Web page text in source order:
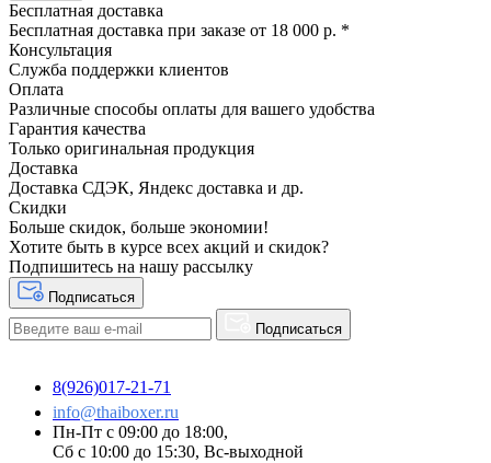
Бесплатная доставка
Бесплатная доставка при заказе от 18 000 р. *
Консультация
Служба поддержки клиентов
Оплата
Различные способы оплаты для вашего удобства
Гарантия качества
Только оригинальная продукция
Доставка
Доставка СДЭК, Яндекс доставка и др.
Скидки
Больше скидок, больше экономии!
Хотите быть в курсе всех акций и скидок?
Подпишитесь на нашу рассылку
Подписаться
Подписаться
8(926)017-21-71
info@thaiboxer.ru
Пн-Пт с 09:00 до 18:00,
Сб с 10:00 до 15:30, Вс-выходной